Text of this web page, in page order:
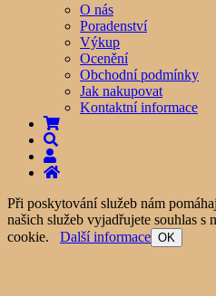
O nás
Poradenství
Výkup
Ocenění
Obchodní podmínky
Jak nakupovat
Kontaktní informace
Při poskytování služeb nám
našich služeb vyjadřujete souhlas s
cookie. Další informace